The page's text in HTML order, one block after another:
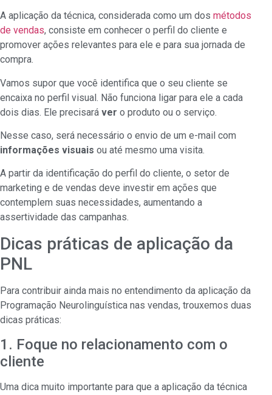
A aplicação da técnica, considerada como um dos métodos
de vendas, consiste em conhecer o perfil do cliente e
promover ações relevantes para ele e para sua jornada de
compra.
Vamos supor que você identifica que o seu cliente se
encaixa no perfil visual. Não funciona ligar para ele a cada
dois dias. Ele precisará ver o produto ou o serviço.
Nesse caso, será necessário o envio de um e-mail com
informações visuais ou até mesmo uma visita.
A partir da identificação do perfil do cliente, o setor de
marketing e de vendas deve investir em ações que
contemplem suas necessidades, aumentando a
assertividade das campanhas.
Dicas práticas de aplicação da
PNL
Para contribuir ainda mais no entendimento da aplicação da
Programação Neurolinguística nas vendas, trouxemos duas
dicas práticas:
1. Foque no relacionamento com o
cliente
Uma dica muito importante para que a aplicação da técnica